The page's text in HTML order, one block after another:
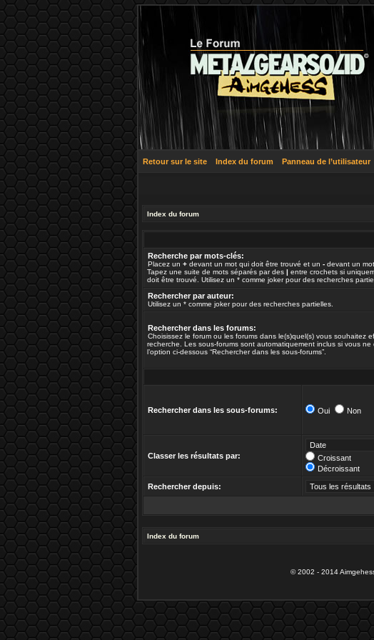
Retour sur le site Index du forum Panneau de l’utilisateur
Index du forum
Recherche par mots-clés:
Placez un + devant un mot qui doit être trouvé et un - devant un
Tapez une suite de mots séparés par des | entre crochets si
doit être trouvé. Utilisez un * comme joker pour des recherches
Rechercher par auteur:
Utilisez un * comme joker pour des recherches partielles.
Rechercher dans les forums:
Choisissez le forum ou les forums dans le(s)quel(s) vous souhaitez
recherche. Les sous-forums sont automatiquement inclus si vous ne
l’option ci-dessous “Rechercher dans les sous-forums”.
Rechercher dans les sous-forums: Oui Non
Classer les résultats par:
Croissant
Décroissant
Rechercher depuis:
Index du forum
© 2002 - 2014